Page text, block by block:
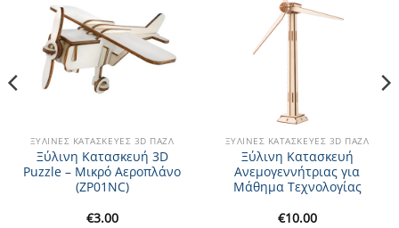
ΞΎΛΙΝΕΣ ΚΑΤΑΣΚΕΥΈΣ 3D ΠΆΖΛ
Ξύλινη Κατασκευή 3D
Puzzle – Μικρό Αεροπλάνο
(ZP01NC)
€3.00
ΞΎΛΙΝΕΣ ΚΑΤΑΣΚΕΥΈΣ 3D ΠΆΖΛ
Ξύλινη Κατασκευή
Ανεμογεννήτριας για
Μάθημα Τεχνολογίας
€10.00